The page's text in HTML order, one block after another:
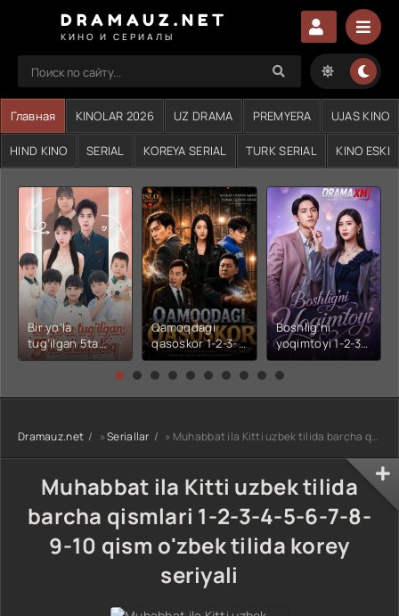
DRAMAUZ.NET
КИНО И СЕРИАЛЫ
Главная KINOLAR 2026 UZ DRAMA PREMYERA UJAS KINO
HIND KINO SERIAL KOREYA SERIAL TURK SERIAL KINO ESKI
Bir yo'la
tug'ilgan 5ta
chaqaloq 1-2-3-
seriali uzbek
tilida Barcha
skachat
Qamoqdagi
qasoskor 1-2-3-
4-5-6-7-10-20-
30-50-60-70-80-
tilida Barcha
qismlar 2026 HD
Boshlig'ni
yoqimtoyi 1-2-3-
4-5-6-7-10-20-
30-50-60-70-80-
tilida Barcha
qismlar 2026 HD
Dramauz.net »Seriallar » Muhabbat ila Kitti uzbek tilida barcha qismlari 1-2-3-4-5-6-7-8-9-10 qism o'zbek tilida korey seriyali
Muhabbat ila Kitti uzbek tilida
barcha qismlari 1-2-3-4-5-6-7-8-
9-10 qism o'zbek tilida korey
seriyali